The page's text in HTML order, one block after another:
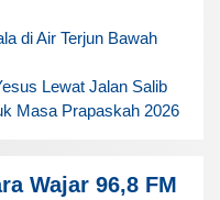
di Air Terjun Bawah
Lewat Jalan Salib
Masa Prapaskah 2026
Wajar 96,8 FM